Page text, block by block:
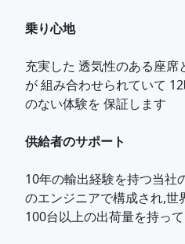
乗り心地
充実した 透気性のある座
が 組み合わせられていて
のない体験を 保証します
供給者のサポート
10年の輸出経験を持つ当社
のエンジニアで構成され,世
100台以上の出荷量を持っ